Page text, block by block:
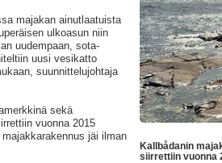
majakan ainutlaatuista
ulkoasun niin
uudempaan, sota-
uusi vesikatto
suunnittelujohtaja
sekä
vuonna 2015
jäi ilman
Kallbådanin
siirrettiin vuonna